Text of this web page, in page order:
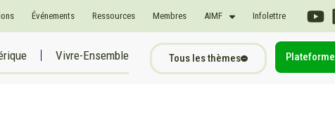
Événements Ressources Membres AIMF Infolettre
Vivre-Ensemble Tous les thèmes Plateforme